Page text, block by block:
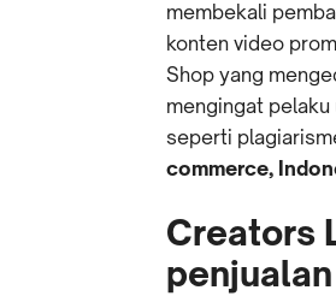
membekali
konten video
Shop yang
mengingat
seperti
commerce,
Creators
penjualan